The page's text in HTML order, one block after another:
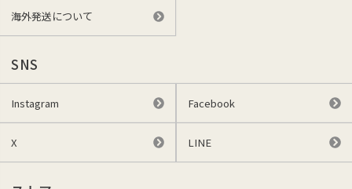
海外発送について
SNS
Instagram Facebook
X LINE